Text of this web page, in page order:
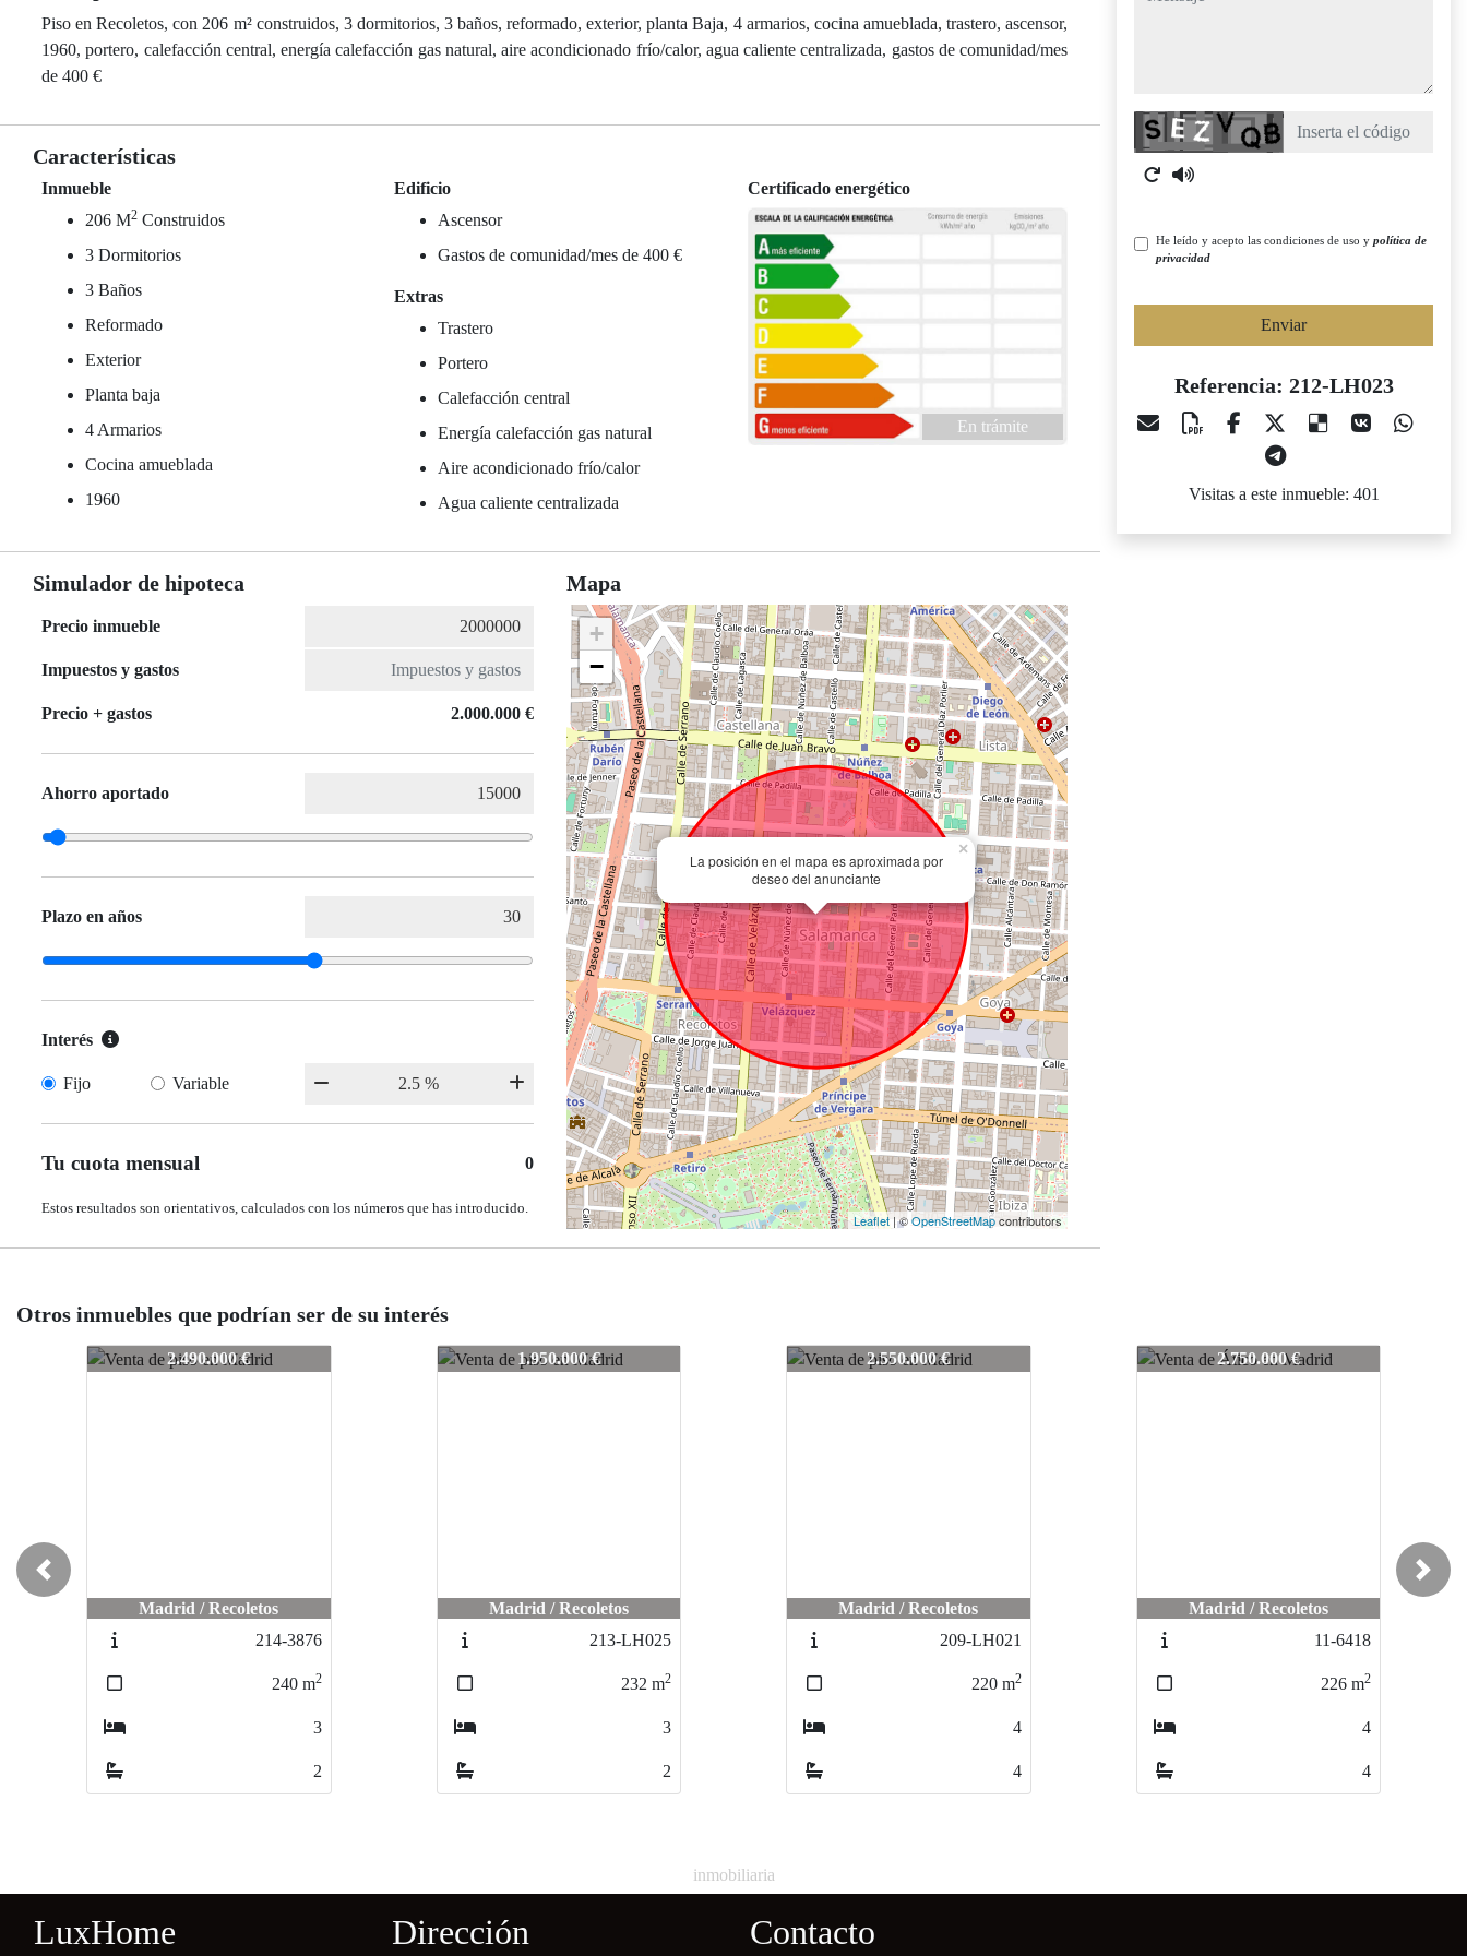
Piso en Recoletos, con 206 m² construidos, 3 dormitorios, 3 baños, reformado, exterior, planta Baja, 4 armarios, cocina amueblada, trastero, ascensor,
1960, portero, calefacción central, energía calefacción gas natural, aire acondicionado frío/calor, agua caliente centralizada, gastos de comunidad/mes
de 400 €
Características
Inmueble
206 M2 Construidos
3 Dormitorios
3 Baños
Reformado
Exterior
Planta baja
4 Armarios
Cocina amueblada
1960
Edificio
Ascensor
Gastos de comunidad/mes de 400 €
Extras
Trastero
Portero
Calefacción central
Energía calefacción gas natural
Aire acondicionado frío/calor
Agua caliente centralizada
Certificado energético
En trámite
Simulador de hipoteca
Precio inmueble
Impuestos y gastos
Precio + gastos 2.000.000 €
Ahorro aportado
Plazo en años
Interés
Fijo Variable
Tu cuota mensual 0
Estos resultados son orientativos, calculados con los números que has introducido.
Mapa
La posición en el mapa es aproximada por
deseo del anunciante
×
+
−
Leaflet | ©OpenStreetMapcontributors
Captcha
He leído y acepto las condiciones de uso y política de
privacidad
Enviar
Referencia: 212-LH023
Visitas a este inmueble: 401
Otros inmuebles que podrían ser de su interés
212-LH0232.490.000 €
Madrid / Recoletos
214-3876
240 m2
3
2
212-LH0231.950.000 €
Madrid / Recoletos
213-LH025
232 m2
3
2
212-LH0232.550.000 €
Madrid / Recoletos
209-LH021
220 m2
4
4
212-LH0232.750.000 €
Madrid / Recoletos
11-6418
226 m2
4
4
Previous Next
inmobiliaria
LuxHome Dirección Contacto